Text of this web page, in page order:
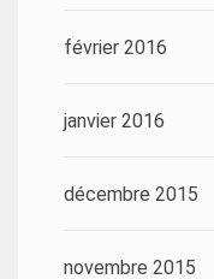
février 2016
janvier 2016
décembre 2015
novembre 2015